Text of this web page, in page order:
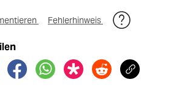
Fehlerhinweis